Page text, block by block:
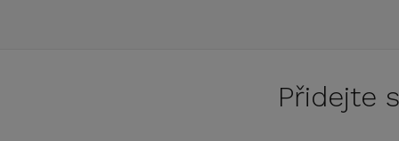
Přidejte